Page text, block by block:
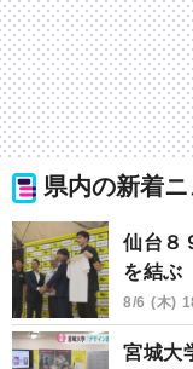
県内の新着
仙台８
を結ぶ
8/6 (木)
宮城大